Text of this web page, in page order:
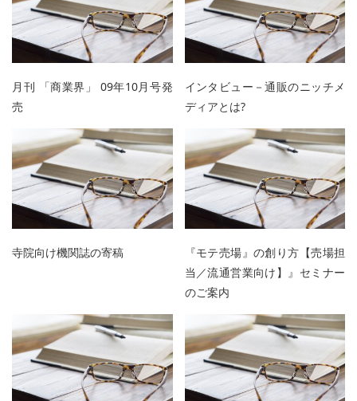
月刊 「商業界」 09年10月号発
売
インタビュー－通販のニッチメ
ディアとは?
寺院向け機関誌の寄稿
『モテ売場』の創り方【売場担
当／流通営業向け】』セミナー
のご案内